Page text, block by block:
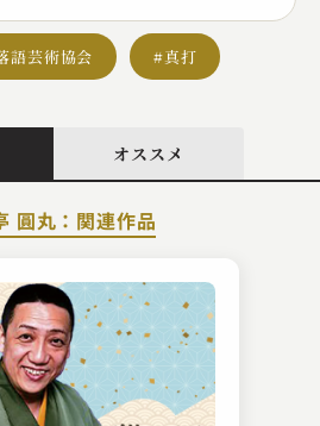
語芸術協会 #真打
オススメ
圓丸：関連作品